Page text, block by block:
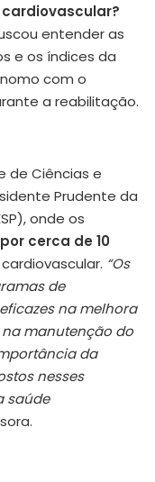
entender as
e os índices da
com o
a reabilitação.
de Ciências e
Prudente da
onde os
cerca de 10
“Os
de
na melhora
manutenção do
da
nesses
saúde